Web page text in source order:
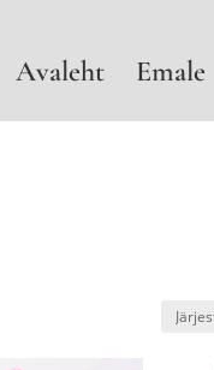
Avaleht Emale